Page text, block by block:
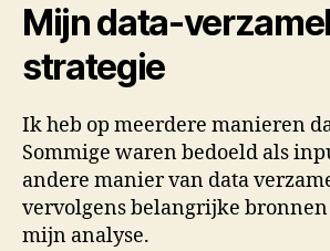
Mijn data-
strategie
Ik heb op meerdere manieren
Sommige waren bedoeld als
andere manier van data
vervolgens belangrijke
mijn analyse.